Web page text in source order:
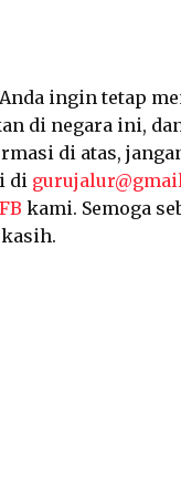
ingin tetap
di negara ini,
di atas,
di
kami. Semoga